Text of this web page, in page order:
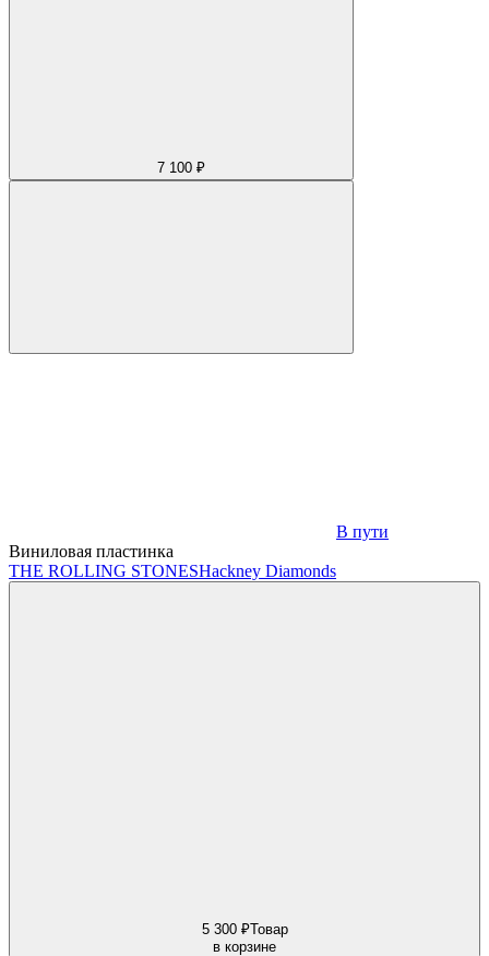
7 100 ₽
В пути
Виниловая пластинка
THE ROLLING STONESHackney Diamonds
5 300 ₽Товар
в корзине